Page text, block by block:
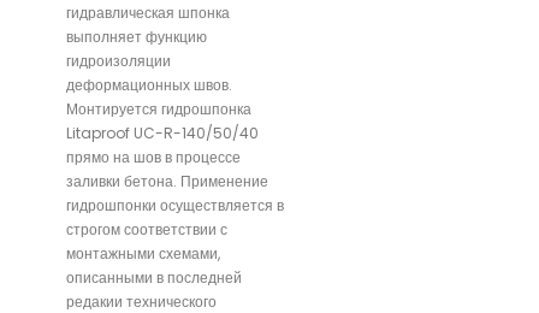
гидравлическая шпонка
выполняет функцию
гидроизоляции
деформационных швов.
Монтируется гидрошпонка
Litaproof UC-R-140/50/40
прямо на шов в процессе
заливки бетона. Применение
гидрошпонки осуществляется в
строгом соответствии с
монтажными схемами,
описанными в последней
редакии технического